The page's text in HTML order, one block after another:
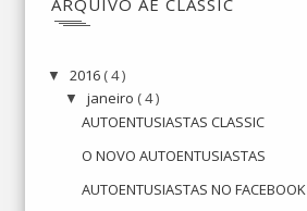
ARQUIVO AE CLASSIC
▼ 2016 ( 4 )
▼ janeiro ( 4 )
AUTOENTUSIASTAS CLASSIC
O NOVO AUTOENTUSIASTAS
AUTOENTUSIASTAS NO FACEBOOK